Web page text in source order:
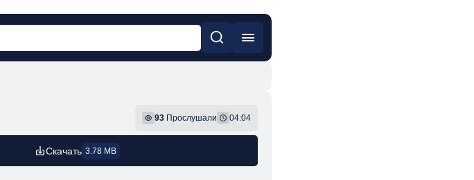
93 Прослушали 04:04
Скачать 3.78 MB